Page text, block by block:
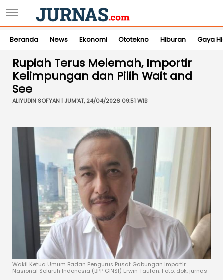
Beranda News Ekonomi Ototekno Hiburan Gaya
Rupiah Terus Melemah, Importir
Kelimpungan dan Pilih Wait and
See
ALIYUDIN SOFYAN | JUM'AT, 24/04/2026 09:51 WIB
Wakil Ketua Umum Badan Pengurus Pusat Gabungan Importir
Nasional Seluruh Indonesia (BPP GINSI) Erwin Taufan. Foto: dok. jurnas